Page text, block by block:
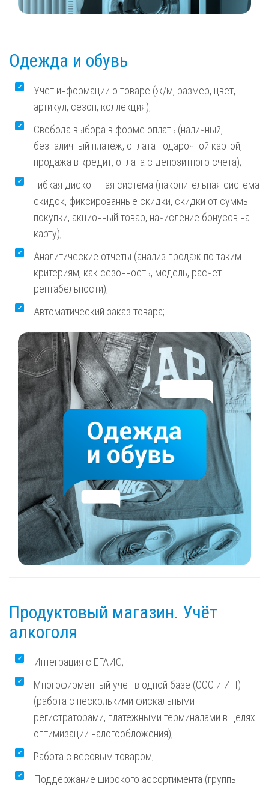
Одежда и обувь
Учет информации о товаре (ж/м, размер, цвет,
артикул, сезон, коллекция);
Свобода выбора в форме оплаты(наличный,
безналичный платеж, оплата подарочной картой,
продажа в кредит, оплата с депозитного счета);
Гибкая дисконтная система (накопительная система
скидок, фиксированные скидки, скидки от суммы
покупки, акционный товар, начисление бонусов на
карту);
Аналитические отчеты (анализ продаж по таким
критериям, как сезонность, модель, расчет
рентабельности);
Автоматический заказ товара;
Продуктовый магазин. Учёт
алкоголя
Интеграция с ЕГАИС;
Многофирменный учет в одной базе (ООО и ИП)
(работа с несколькими фискальными
регистраторами, платежными терминалами в целях
оптимизации налогообложения);
Работа с весовым товаром;
Поддержание широкого ассортимента (группы